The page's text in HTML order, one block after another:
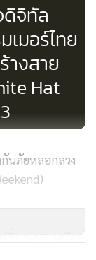
ด้านกลยุทธ์และ
การด้านความ
ภาษีเต็มปีของ
แคน เดลิเวอรี่
าส 4 ผนวกกับ
มทุน ซึ่ง
ธุรกิจด้าน
เยี่ยมจากลูกค้า
ดิจิทัล
เมอร์ไทย
างสาย
Hat
กันภัยหลอกลวง
ง "NAT" เตรียม